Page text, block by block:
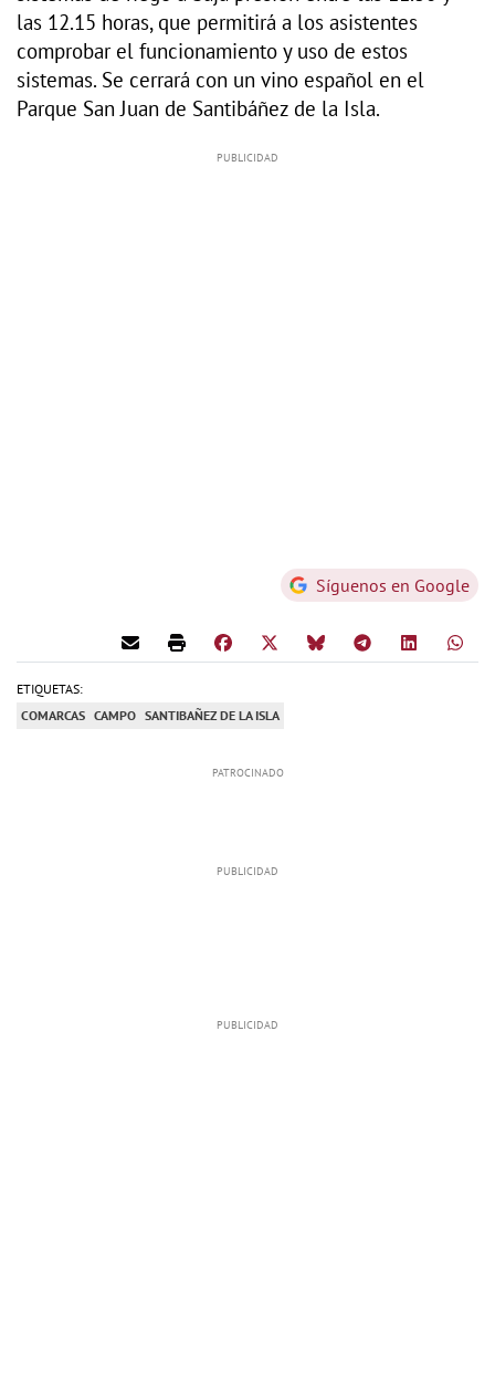
las 12.15 horas, que permitirá a los asistentes
comprobar el funcionamiento y uso de estos
sistemas. Se cerrará con un vino español en el
Parque San Juan de Santibáñez de la Isla.
Síguenos en Google
ETIQUETAS:
COMARCAS CAMPO SANTIBAÑEZ DE LA ISLA